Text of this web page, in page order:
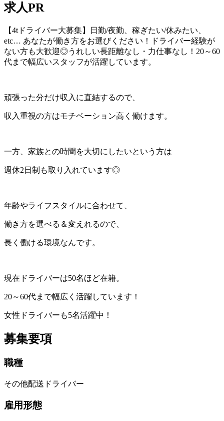
求人PR
【4tドライバー大募集】日勤/夜勤、稼ぎたい/休みたい、
etc… あなたが働き方をお選びください！ドライバー経験が
ない方も大歓迎◎うれしい長距離なし・力仕事なし！20～60
代まで幅広いスタッフが活躍しています。
頑張った分だけ収入に直結するので、
収入重視の方はモチベーション高く働けます。
一方、家族との時間を大切にしたいという方は
週休2日制も取り入れています◎
年齢やライフスタイルに合わせて、
働き方を選べる＆変えれるので、
長く働ける環境なんです。
現在ドライバーは50名ほど在籍。
20～60代まで幅広く活躍しています！
女性ドライバーも5名活躍中！
募集要項
職種
その他配送ドライバー
雇用形態